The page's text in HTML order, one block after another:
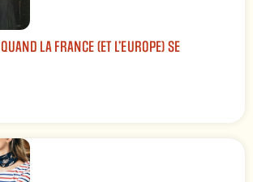
LA FRANCE (ET L’EUROPE) SE